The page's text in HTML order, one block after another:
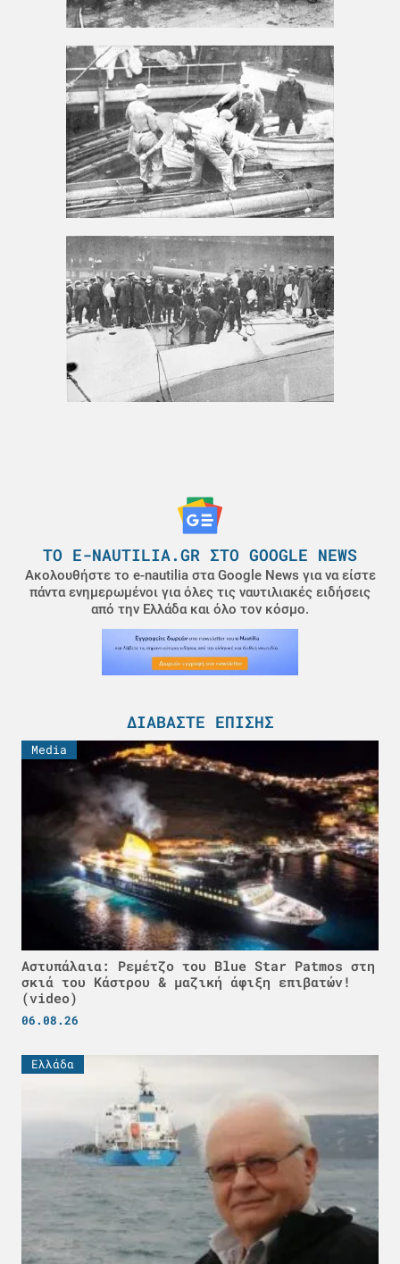
ΤΟ E-NAUTILIA.GR ΣΤΟ GOOGLE NEWS
Ακολουθήστε το e-nautilia στα Google News για να είστε
πάντα ενημερωμένοι για όλες τις ναυτιλιακές ειδήσεις
από την Ελλάδα και όλο τον κόσμο.
ΔΙΑΒΆΣΤΕ ΕΠΊΣΗΣ
Media
Αστυπάλαια: Ρεμέτζο του Blue Star Patmos στη
σκιά του Κάστρου & μαζική άφιξη επιβατών!
(video)
06.08.26
Ελλάδα